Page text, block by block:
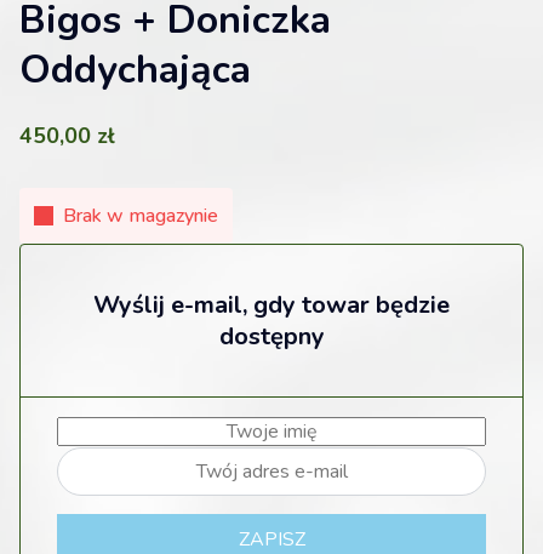
Bigos + Doniczka
Oddychająca
450,00 zł
Brak w magazynie
Wyślij e-mail, gdy towar będzie
dostępny
ZAPISZ